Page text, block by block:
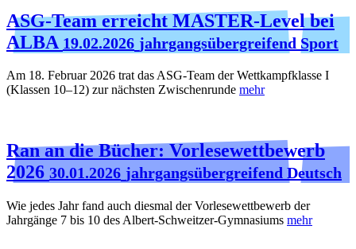
ASG-Team erreicht MASTER-Level bei
ALBA 19.02.2026 jahrgangsübergreifend Sport
Am 18. Februar 2026 trat das ASG-Team der Wettkampfklasse I
(Klassen 10–12) zur nächsten Zwischenrunde mehr
Ran an die Bücher: Vorlesewettbewerb
2026 30.01.2026 jahrgangsübergreifend Deutsch
Wie jedes Jahr fand auch diesmal der Vorlesewettbewerb der
Jahrgänge 7 bis 10 des Albert-Schweitzer-Gymnasiums mehr